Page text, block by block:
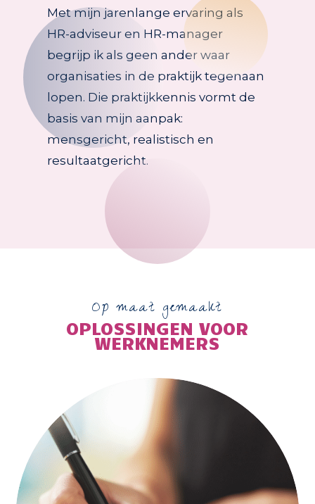
Met mijn jarenlange ervaring als
HR-adviseur en HR-manager
begrijp ik als geen ander waar
organisaties in de praktijk tegenaan
lopen. Die praktijkkennis vormt de
basis van mijn aanpak:
mensgericht, realistisch en
resultaatgericht.
Op maat gemaakt
OPLOSSINGEN VOOR
WERKNEMERS